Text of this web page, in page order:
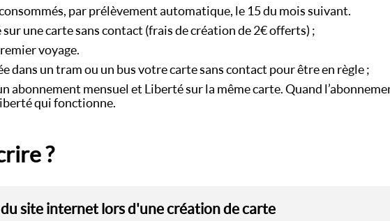
par prélèvement automatique, le 15 du mois suivant.
une carte sans contact (frais de création de 2€ offerts) ;
voyage.
dans un tram ou un bus votre carte sans contact pour être en règle ;
abonnement mensuel et Liberté sur la même carte. Quand
qui fonctionne.
?
du site internet lors d'une création de carte